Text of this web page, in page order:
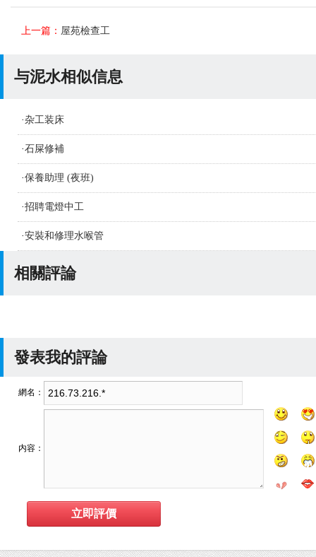
上一篇： 屋苑檢查工
与泥水相似信息
·杂工装床
·石屎修補
·保養助理 (夜班)
·招聘電燈中工
·安裝和修理水喉管
相關評論
發表我的評論
網名：
内容：